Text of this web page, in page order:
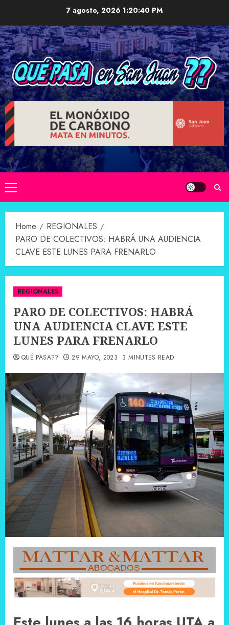
content
7 agosto, 20261:20:41 PM
Primary
Menu
Home
REGIONALES
PARO DE COLECTIVOS: HABRÁ UNA AUDIENCIA
CLAVE ESTE LUNES PARA FRENARLO
REGIONALES
PARO DE COLECTIVOS: HABRÁ
UNA AUDIENCIA CLAVE ESTE
LUNES PARA FRENARLO
QUÉ PASA?? 29 MAYO, 2023 3 MINUTES READ